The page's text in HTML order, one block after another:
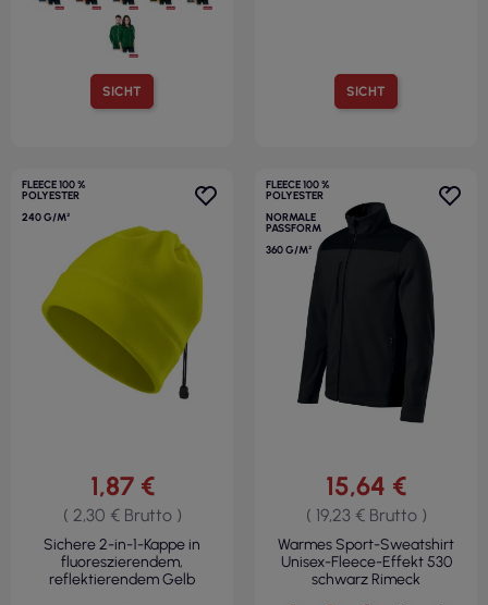
SICHT SICHT
FLEECE 100 %
POLYESTER
240 G/M²
1,87 €
( 2,30 € Brutto )
Sichere 2-in-1-Kappe in
fluoreszierendem,
reflektierendem Gelb
FLEECE 100 %
POLYESTER
NORMALE
PASSFORM
360 G/M²
15,64 €
( 19,23 € Brutto )
Warmes Sport-Sweatshirt
Unisex-Fleece-Effekt 530
schwarz Rimeck